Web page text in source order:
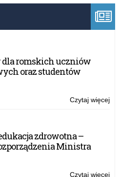
romskich uczniów
oraz studentów
Czytaj więcej
zdrowotna –
Ministra
Czytaj więcej